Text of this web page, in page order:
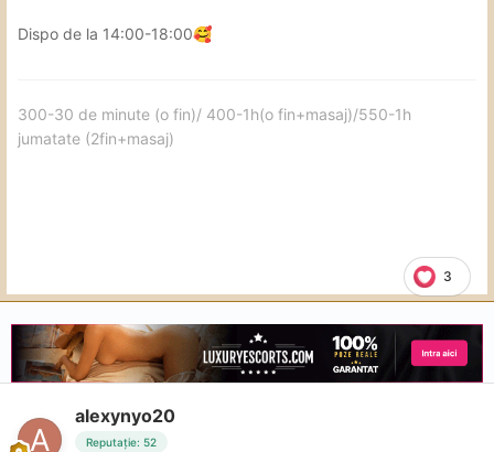
Dispo de la 14:00-18:00🥰
3
300-30 de minute (o fin)/ 400-1h(o fin+masaj)/550-1h
jumatate (2fin+masaj)
alexynyo20
Reputație: 52